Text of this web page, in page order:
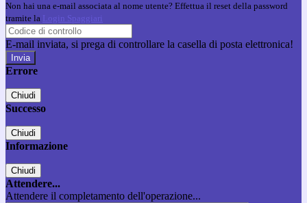
Non hai una e-mail associata al nome utente? Effettua il reset della password
tramite la Login Spaggiari
E-mail inviata, si prega di controllare la casella di posta elettronica!
Errore
Chiudi
Successo
Chiudi
Informazione
Chiudi
Attendere...
Attendere il completamento dell'operazione...